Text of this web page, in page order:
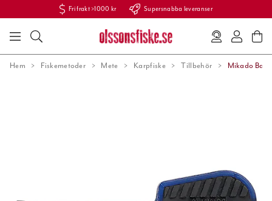
Fri frakt >1000 kr Supersnabba leveranser
Hem Fiskemetoder Mete Karpfiske Tillbehör Mikado